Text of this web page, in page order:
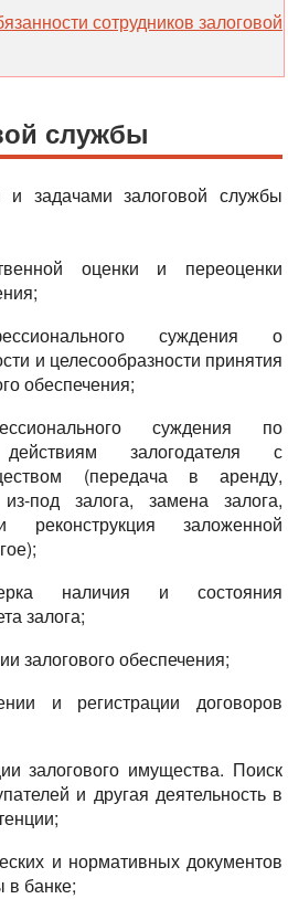
сотрудников залоговой
службы
задачами залоговой службы
оценки и переоценки
суждения о
и целесообразности принятия
обеспечения;
суждения по
залогодателя с
(передача в аренду,
под залога, замена залога,
реконструкция заложенной
наличия и состояния
залога;
залогового обеспечения;
и регистрации договоров
залогового имущества. Поиск
и другая деятельность в
и нормативных документов
в банке;